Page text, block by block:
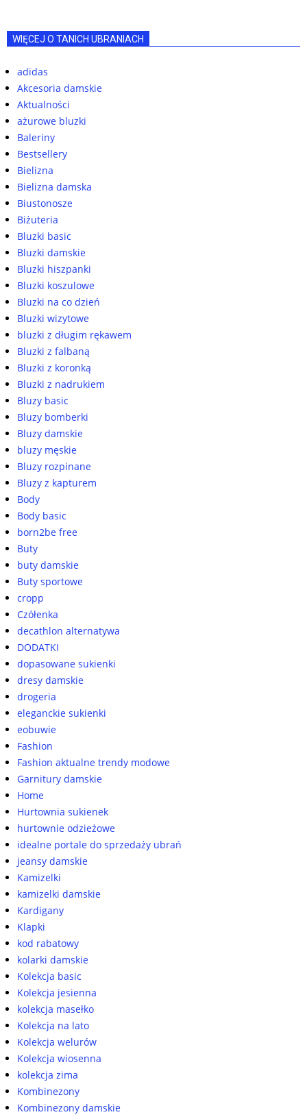
WIĘCEJ O TANICH UBRANIACH
adidas
Akcesoria damskie
Aktualności
ażurowe bluzki
Baleriny
Bestsellery
Bielizna
Bielizna damska
Biustonosze
Biżuteria
Bluzki basic
Bluzki damskie
Bluzki hiszpanki
Bluzki koszulowe
Bluzki na co dzień
Bluzki wizytowe
bluzki z długim rękawem
Bluzki z falbaną
Bluzki z koronką
Bluzki z nadrukiem
Bluzy basic
Bluzy bomberki
Bluzy damskie
bluzy męskie
Bluzy rozpinane
Bluzy z kapturem
Body
Body basic
born2be free
Buty
buty damskie
Buty sportowe
cropp
Czółenka
decathlon alternatywa
DODATKI
dopasowane sukienki
dresy damskie
drogeria
eleganckie sukienki
eobuwie
Fashion
Fashion aktualne trendy modowe
Garnitury damskie
Home
Hurtownia sukienek
hurtownie odzieżowe
idealne portale do sprzedaży ubrań
jeansy damskie
Kamizelki
kamizelki damskie
Kardigany
Klapki
kod rabatowy
kolarki damskie
Kolekcja basic
Kolekcja jesienna
kolekcja masełko
Kolekcja na lato
Kolekcja welurów
Kolekcja wiosenna
kolekcja zima
Kombinezony
Kombinezony damskie